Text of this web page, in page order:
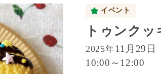
イベント
トゥンク
2025年11月29日
10:00～12:00